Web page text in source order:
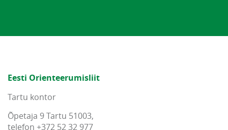
Eesti Orienteerumisliit
Tartu kontor
Õpetaja 9 Tartu 51003,
telefon +372 52 32 977